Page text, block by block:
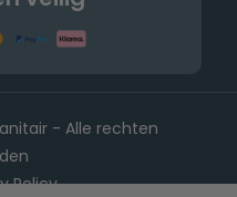
- Alle rechten
Policy